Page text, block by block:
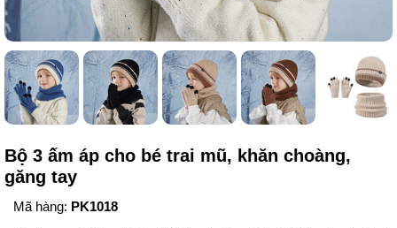
Bộ 3 ấm áp cho bé trai mũ, khăn choàng,
găng tay
Mã hàng: PK1018